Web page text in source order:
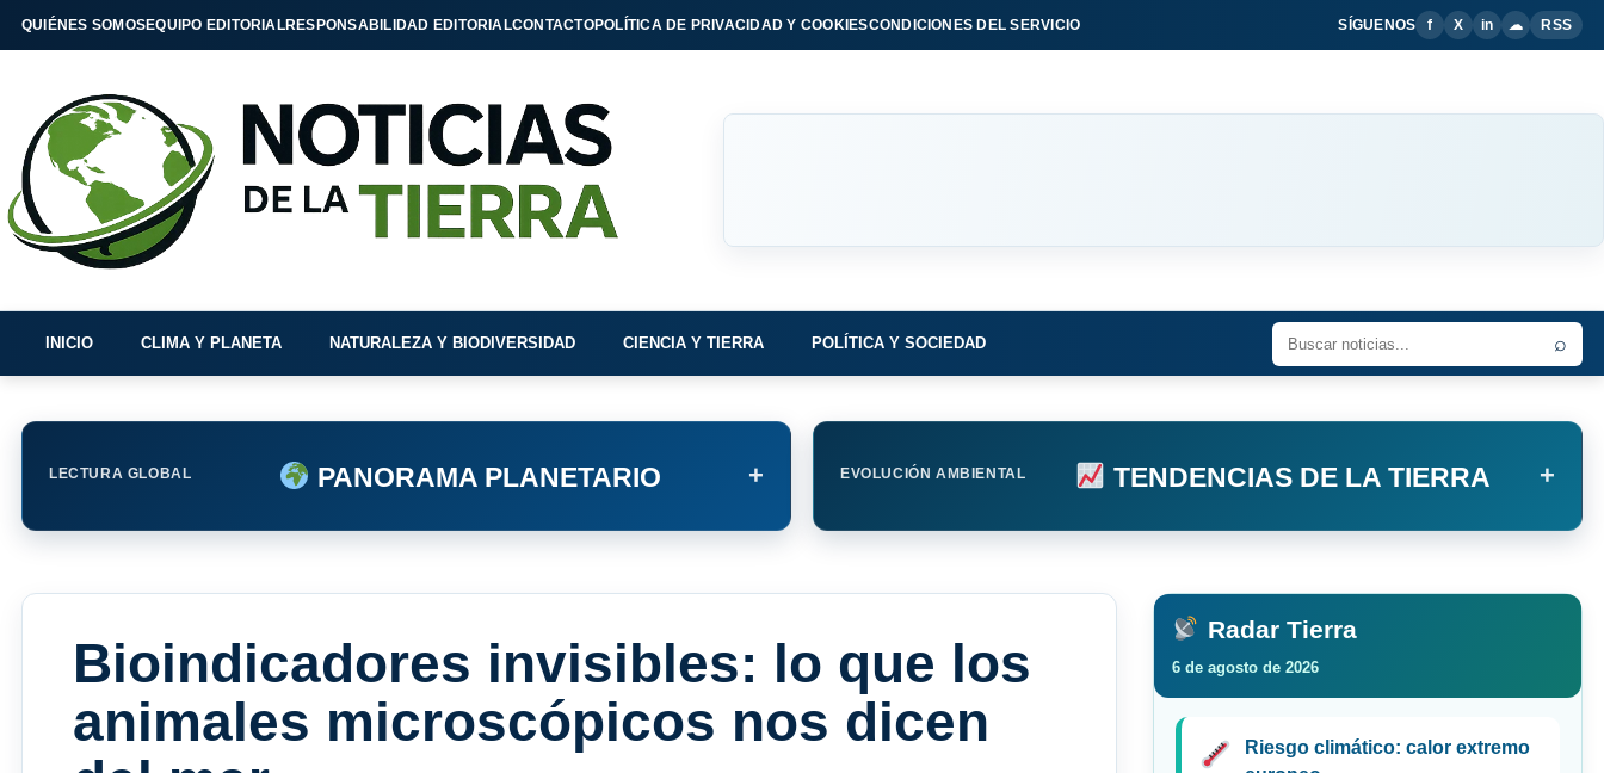
QUIÉNES SOMOSEQUIPO EDITORIALRESPONSABILIDAD EDITORIALCONTACTOPOLÍTICA DE PRIVACIDAD Y COOKIESCONDICIONES DEL SERVICIO SÍGUENOS f X in ☁ RSS
INICIO CLIMA Y PLANETA NATURALEZA Y BIODIVERSIDAD CIENCIA Y TIERRA POLÍTICA Y SOCIEDAD ⌕
LECTURA GLOBAL PANORAMA PLANETARIO + EVOLUCIÓN AMBIENTAL TENDENCIAS DE LA TIERRA +
Bioindicadores invisibles: lo que los
animales microscópicos nos dicen
Radar Tierra
6 de agosto de 2026
Riesgo climático: calor extremo